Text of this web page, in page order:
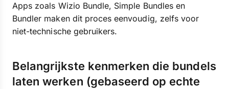
Apps zoals Wizio Bundle, Simple Bundles en
Bundler maken dit proces eenvoudig, zelfs voor
niet-technische gebruikers.
Belangrijkste kenmerken die bundels
laten werken (gebaseerd op echte